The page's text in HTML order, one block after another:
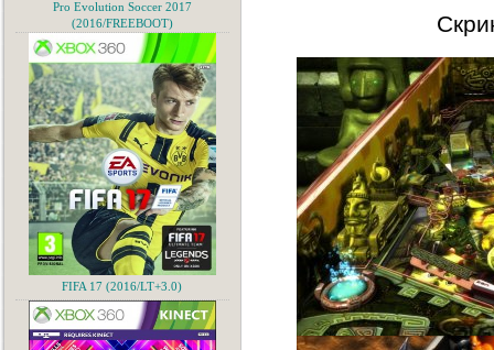
Pro Evolution Soccer 2017
(2016/FREEBOOT)
FIFA 17 (2016/LT+3.0)